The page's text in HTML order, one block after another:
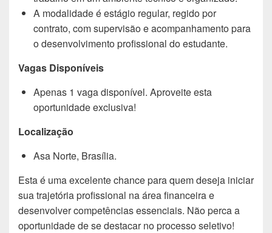
A modalidade é estágio regular, regido por
contrato, com supervisão e acompanhamento para
o desenvolvimento profissional do estudante.
Vagas Disponíveis
Apenas 1 vaga disponível. Aproveite esta
oportunidade exclusiva!
Localização
Asa Norte, Brasília.
Esta é uma excelente chance para quem deseja iniciar
sua trajetória profissional na área financeira e
desenvolver competências essenciais. Não perca a
oportunidade de se destacar no processo seletivo!